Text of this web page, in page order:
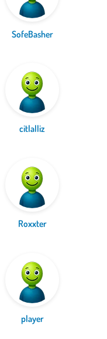
SofeBasher
citlalliz
Roxxter
player